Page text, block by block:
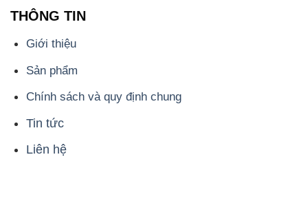
THÔNG TIN
Giới thiệu
Sản phẩm
Chính sách và quy định chung
Tin tức
Liên hệ